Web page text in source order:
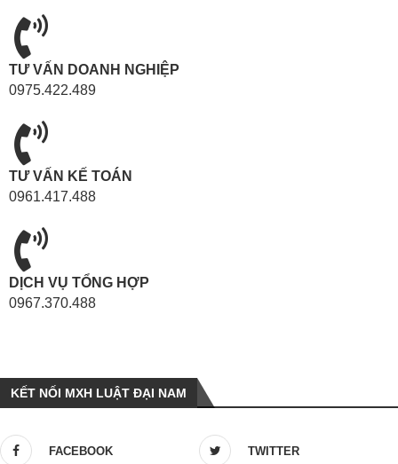
TƯ VẤN DOANH NGHIỆP
0975.422.489
TƯ VẤN KẾ TOÁN
0961.417.488
DỊCH VỤ TỔNG HỢP
0967.370.488
KẾT NỐI MXH LUẬT ĐẠI NAM
FACEBOOK TWITTER